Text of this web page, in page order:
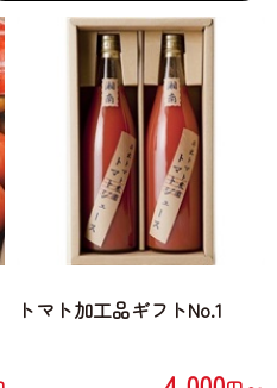
人気順
価格が安い
価格が高い
トマト加工品ギフトNo.1